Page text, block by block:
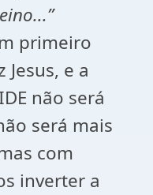
primeiro
e a
não será
será mais
com
inverter a